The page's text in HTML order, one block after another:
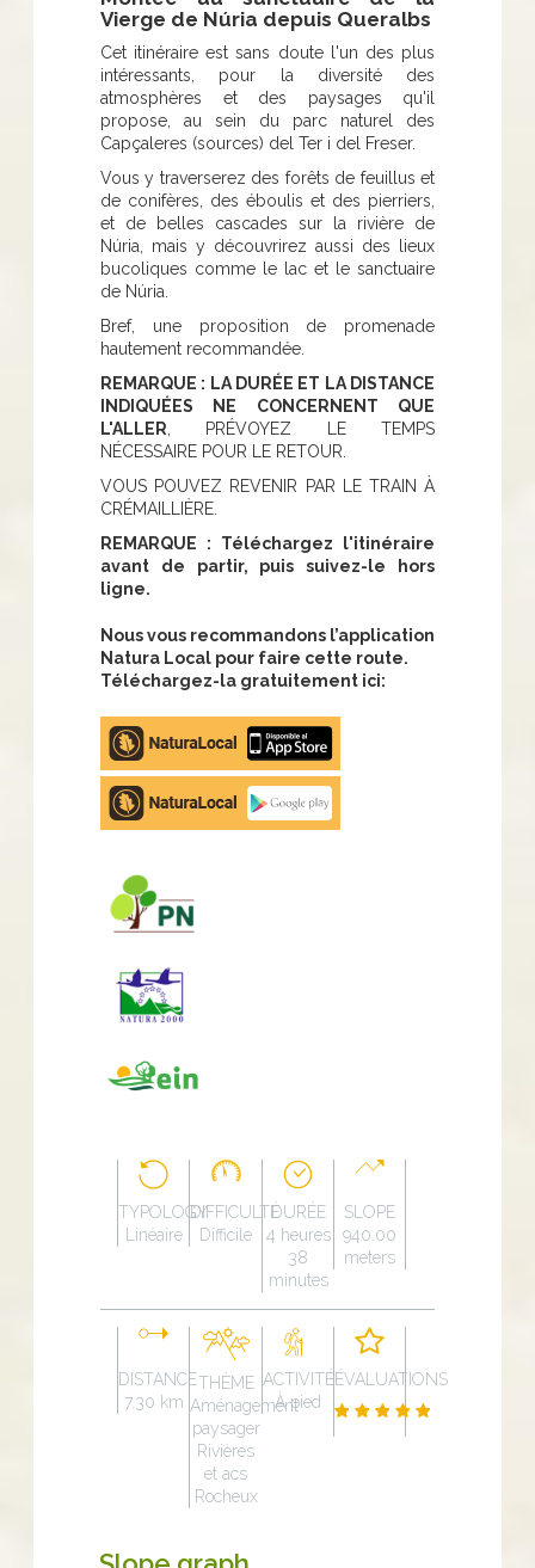
Vierge de Núria depuis Queralbs
Cet itinéraire est sans doute l'un des plus
intéressants, pour la diversité des
atmosphères et des paysages qu'il
propose, au sein du parc naturel des
Capçaleres (sources) del Ter i del Freser.
Vous y traverserez des forêts de feuillus et
de conifères, des éboulis et des pierriers,
et de belles cascades sur la rivière de
Núria, mais y découvrirez aussi des lieux
bucoliques comme le lac et le sanctuaire
de Núria.
Bref, une proposition de promenade
hautement recommandée.
REMARQUE : LA DURÉE ET LA DISTANCE
INDIQUÉES NE CONCERNENT QUE
L'ALLER , PRÉVOYEZ LE TEMPS
NÉCESSAIRE POUR LE RETOUR.
VOUS POUVEZ REVENIR PAR LE TRAIN À
CRÉMAILLIÈRE.
REMARQUE : Téléchargez l'itinéraire
avant de partir, puis suivez-le hors
ligne.
Nous vous recommandons l’application
Natura Local pour faire cette route.
Téléchargez-la gratuitement ici:
Apple
store
Google
Play
TYPOLOGY
Linéaire
DIFFICULTÉ
Difficile
DURÉE
4 heures
38
minutes
SLOPE
940.00
meters
DISTANCE
7.30 km
THÈME
Aménagement
paysager
Rivières
et acs
Rocheux
ACTIVITÉ
À pied
ÉVALUATIONS